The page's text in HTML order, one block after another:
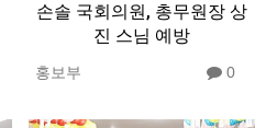
손솔 국회의원, 총무원장 상
진 스님 예방
홍보부 0